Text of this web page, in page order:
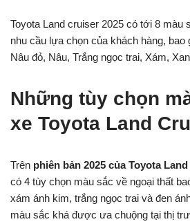
Toyota Land cruiser 2025 có tới 8 màu
nhu cầu lựa chọn của khách hàng,
Nâu đỏ, Nâu, Trắng ngọc trai, Xám,
Những tùy chọn
xe Toyota Land
Trên phiên bản 2025 của Toyota
có 4 tùy chọn màu sắc về ngoại thất
xám ánh kim, trắng ngọc trai và đen
màu sắc khá được ưa chuộng tại thị